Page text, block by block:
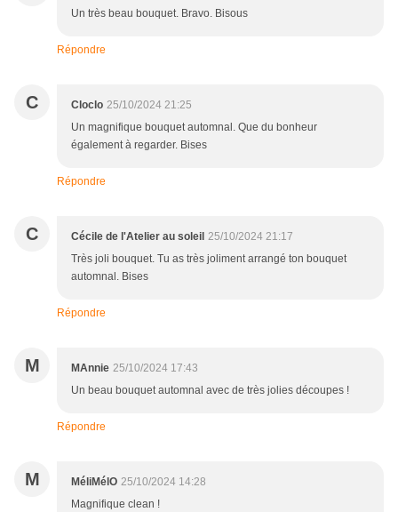
Un très beau bouquet. Bravo. Bisous
Répondre
C Cloclo 25/10/2024 21:25
Un magnifique bouquet automnal. Que du bonheur
également à regarder. Bises
Répondre
C Cécile de l'Atelier au soleil 25/10/2024 21:17
Très joli bouquet. Tu as très joliment arrangé ton bouquet
automnal. Bises
Répondre
M MAnnie 25/10/2024 17:43
Un beau bouquet automnal avec de très jolies découpes !
Répondre
M MéliMélO 25/10/2024 14:28
Magnifique clean !